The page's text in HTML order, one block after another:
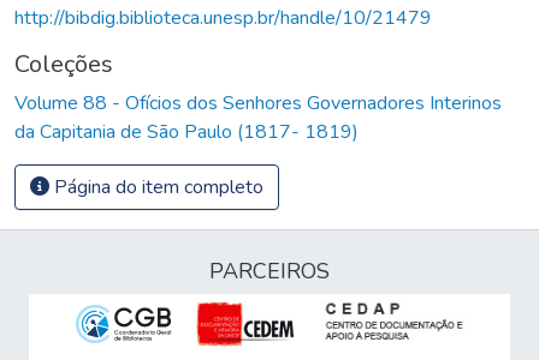
http://bibdig.biblioteca.unesp.br/handle/10/21479
Coleções
Volume 88 - Ofícios dos Senhores Governadores Interinos
da Capitania de São Paulo (1817- 1819)
Página do item completo
PARCEIROS